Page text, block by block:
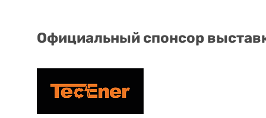
Официальный спонсор